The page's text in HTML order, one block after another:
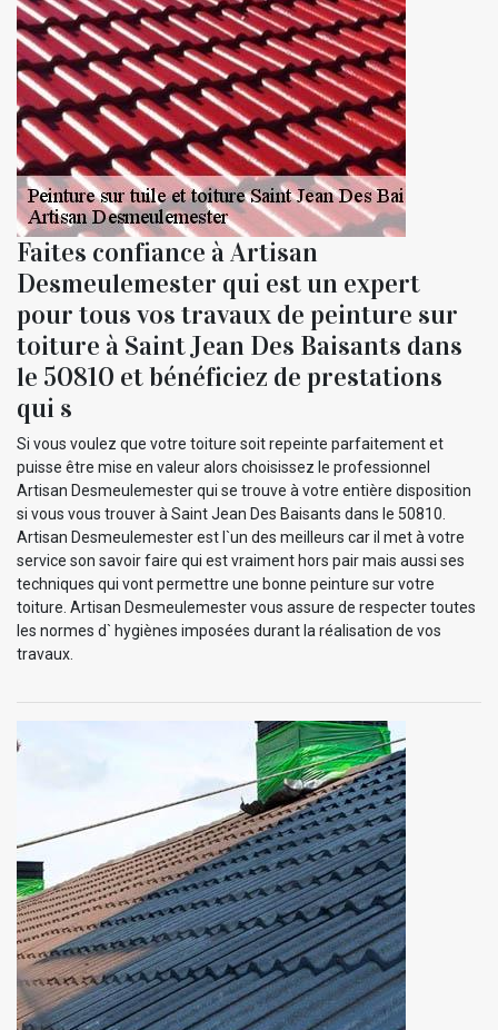
Faites confiance à Artisan
Desmeulemester qui est un expert
pour tous vos travaux de peinture sur
toiture à Saint Jean Des Baisants dans
le 50810 et bénéficiez de prestations
qui s
Si vous voulez que votre toiture soit repeinte parfaitement et
puisse être mise en valeur alors choisissez le professionnel
Artisan Desmeulemester qui se trouve à votre entière disposition
si vous vous trouver à Saint Jean Des Baisants dans le 50810.
Artisan Desmeulemester est l`un des meilleurs car il met à votre
service son savoir faire qui est vraiment hors pair mais aussi ses
techniques qui vont permettre une bonne peinture sur votre
toiture. Artisan Desmeulemester vous assure de respecter toutes
les normes d` hygiènes imposées durant la réalisation de vos
travaux.